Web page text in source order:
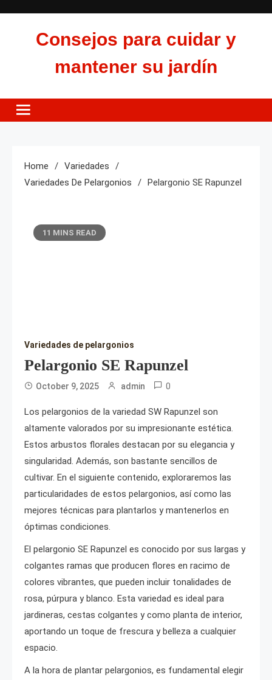
Consejos para cuidar y
mantener su jardín
Home
Variedades
Variedades De Pelargonios
Pelargonio SE Rapunzel
11 MINS READ
Variedades de pelargonios
Pelargonio SE Rapunzel
October 9, 2025 admin 0
Los pelargonios de la variedad SW Rapunzel son
altamente valorados por su impresionante estética.
Estos arbustos florales destacan por su elegancia y
singularidad. Además, son bastante sencillos de
cultivar. En el siguiente contenido, exploraremos las
particularidades de estos pelargonios, así como las
mejores técnicas para plantarlos y mantenerlos en
óptimas condiciones.
El pelargonio SE Rapunzel es conocido por sus largas y
colgantes ramas que producen flores en racimo de
colores vibrantes, que pueden incluir tonalidades de
rosa, púrpura y blanco. Esta variedad es ideal para
jardineras, cestas colgantes y como planta de interior,
aportando un toque de frescura y belleza a cualquier
espacio.
A la hora de plantar pelargonios, es fundamental elegir